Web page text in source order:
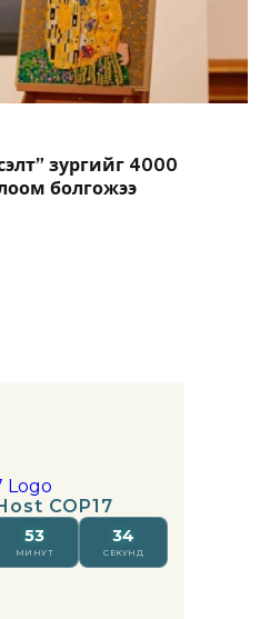
зургийг 4000
болгожээ